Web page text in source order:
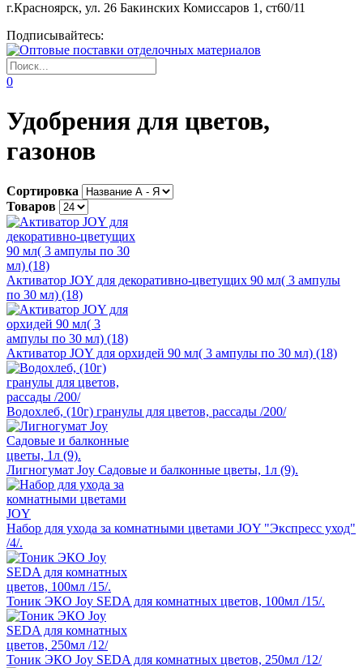
г.Красноярск, ул. 26 Бакинских Комиссаров 1, ст60/11
Подписывайтесь:
0
Удобрения для цветов,
газонов
Сортировка
Товаров
Активатор JOY для декоративно-цветущих 90 мл( 3 ампулы
по 30 мл) (18)
Активатор JOY для орхидей 90 мл( 3 ампулы по 30 мл) (18)
Водохлеб, (10г) гранулы для цветов, рассады /200/
Лигногумат Joy Садовые и балконные цветы, 1л (9).
Набор для ухода за комнатными цветами JOY "Экспресс уход"
/4/.
Тоник ЭКО Joy SEDA для комнатных цветов, 100мл /15/.
Тоник ЭКО Joy SEDA для комнатных цветов, 250мл /12/